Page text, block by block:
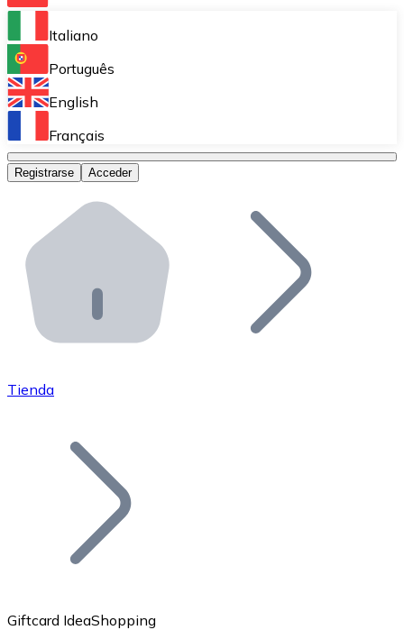
Bitnovo Ramp
Integra nuestra solución en tu plataforma.
Bitnovo Giftcards
Bitnovo OTC
Bitnovo ATM
Integra un ATM Bitnovo en tu negocio y permite que
Bitnovo API
Integra nuestra API en tu ecosistema.
Únete a nuestra red de distribuidores.
Añade tu proyecto a nuestro ecosistema.
Italiano
Português
English
Français
Registrarse Acceder
Tienda
Giftcard IdeaShopping